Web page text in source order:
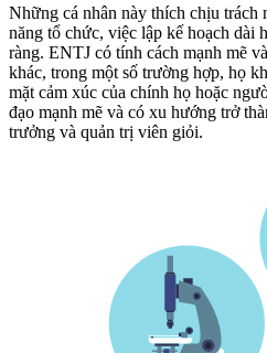
Những cá nhân này thích chịu trách
năng tổ chức, việc lập kế hoạch dài
ràng. ENTJ có tính cách mạnh mẽ
khác, trong một số trường hợp, họ
mặt cảm xúc của chính họ hoặc
đạo mạnh mẽ và có xu hướng trở
trưởng và quản trị viên giỏi.